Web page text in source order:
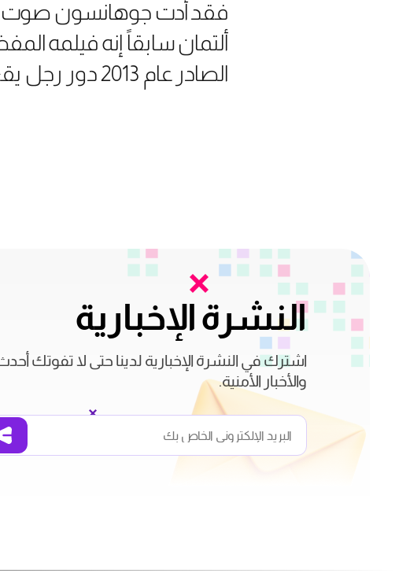
ألتمان سابقاً إنه فيلمه
الصادر عام 2013 دور رجل يقع في حب مساعدة بالذكاء الاصطناعي تدعى سامانثا.
النشرة الإخبارية
اشترك في النشرة الإخبارية لدينا حتى لا تفوتك أحدث
والأخبار الأمنية.